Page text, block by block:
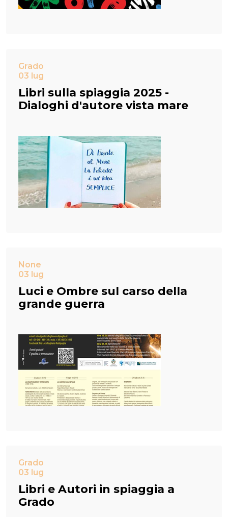
Grado
03 lug
Libri sulla spiaggia 2025 -
Dialoghi d'autore vista mare
None
03 lug
Luci e Ombre sul carso della
grande guerra
Grado
03 lug
Libri e Autori in spiaggia a
Grado